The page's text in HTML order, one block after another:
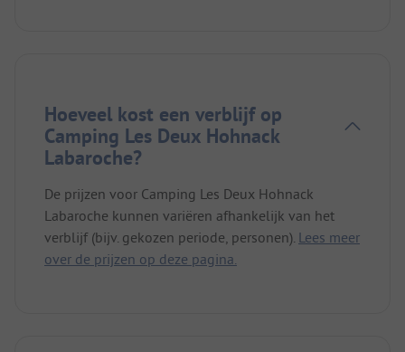
Hoeveel kost een verblijf op
Camping Les Deux Hohnack
Labaroche?
De prijzen voor Camping Les Deux Hohnack
Labaroche kunnen variëren afhankelijk van het
verblijf (bijv. gekozen periode, personen). Lees meer
over de prijzen op deze pagina.